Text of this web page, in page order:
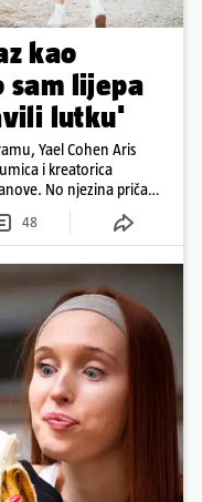
kao
sam lijepa
lutku'
Yael Cohen Aris
i kreatorica
No njezina priča
izazovima
48